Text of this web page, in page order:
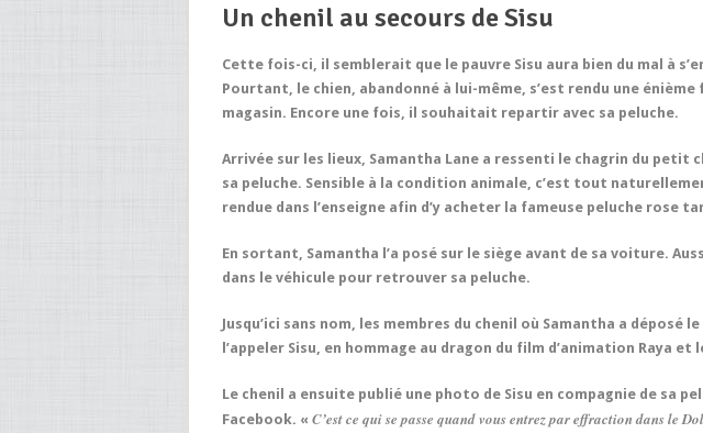
Un chenil au secours de Sisu
Cette fois-ci, il semblerait que le pauvre Sisu aura bien du mal à
Pourtant, le chien, abandonné à lui-même, s’est rendu une
magasin. Encore une fois, il souhaitait repartir avec sa peluche.
Arrivée sur les lieux, Samantha Lane a ressenti le chagrin du petit
sa peluche. Sensible à la condition animale, c’est tout
rendue dans l’enseigne afin d’y acheter la fameuse peluche rose
En sortant, Samantha l’a posé sur le siège avant de sa voiture.
dans le véhicule pour retrouver sa peluche.
Jusqu’ici sans nom, les membres du chenil où Samantha a déposé
l’appeler Sisu, en hommage au dragon du film d’animation Raya et
Le chenil a ensuite publié une photo de Sisu en compagnie de sa
Facebook. « C’est ce qui se passe quand vous entrez par effraction dans le